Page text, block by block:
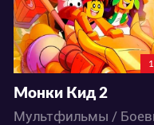
Монки Кид 2